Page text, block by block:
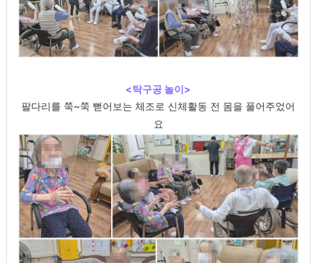
<탁구공 놀이>
팔다리를 쭉~쭉 뻗어보는 체조로 신체활동 전 몸을 풀어주었어
요